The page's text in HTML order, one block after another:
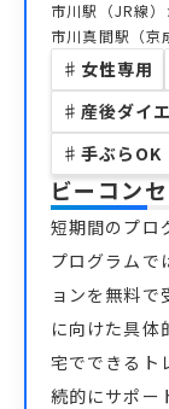
市川駅（JR線
市川真間駅（京
♯ 女性専用
♯ 産後ダイ
♯ 手ぶらOK
ビーコン
短期間のプロ
プログラムで
ョンを無料で
に向けた具体
宅でできるト
続的にサポー